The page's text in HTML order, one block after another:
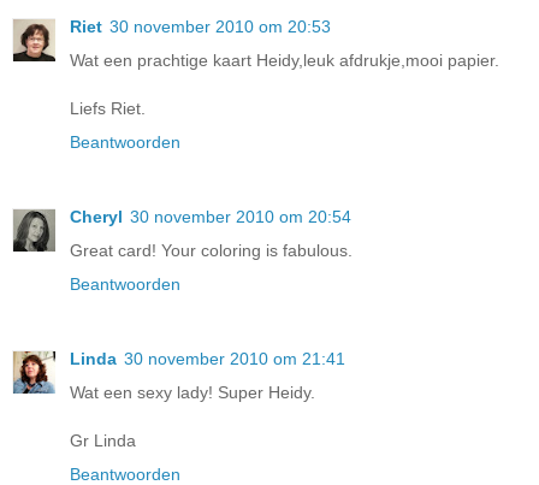
Riet 30 november 2010 om 20:53
Wat een prachtige kaart Heidy,leuk afdrukje,mooi papier.
Liefs Riet.
Beantwoorden
Cheryl 30 november 2010 om 20:54
Great card! Your coloring is fabulous.
Beantwoorden
Linda 30 november 2010 om 21:41
Wat een sexy lady! Super Heidy.
Gr Linda
Beantwoorden